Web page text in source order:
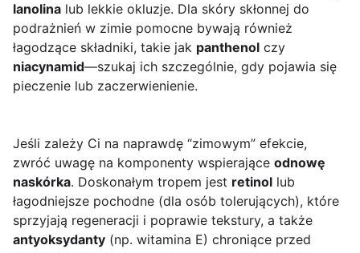
lanolina lub lekkie okluzje. Dla skóry skłonnej do
podrażnień w zimie pomocne bywają również
łagodzące składniki, takie jak panthenol czy
niacynamid—szukaj ich szczególnie, gdy pojawia się
pieczenie lub zaczerwienienie.
Jeśli zależy Ci na naprawdę “zimowym” efekcie,
zwróć uwagę na komponenty wspierające odnowę
naskórka. Doskonałym tropem jest retinol lub
łagodniejsze pochodne (dla osób tolerujących), które
sprzyjają regeneracji i poprawie tekstury, a także
antyoksydanty (np. witamina E) chroniące przed